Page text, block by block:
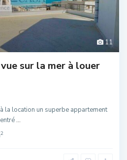
11
sur la mer à louer
la location un superbe appartement
...
2